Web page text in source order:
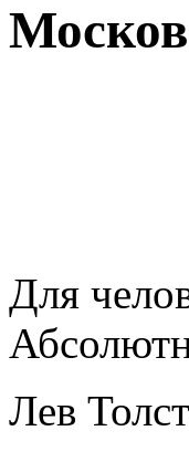
Для
Лев